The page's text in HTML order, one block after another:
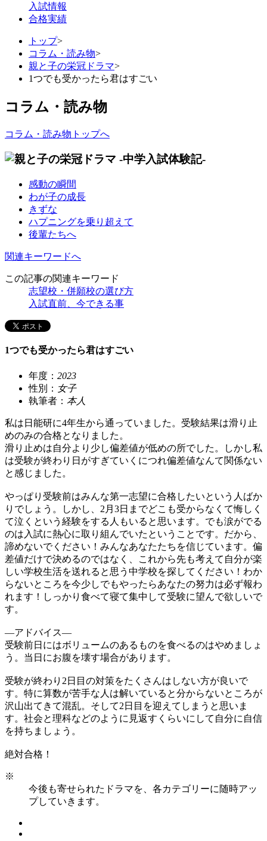
入試情報
合格実績
トップ>
コラム・読み物>
親と子の栄冠ドラマ>
1つでも受かったら君はすごい
コラム・読み物
コラム・読み物トップへ
感動の瞬間
わが子の成長
きずな
ハプニングを乗り超えて
後輩たちへ
関連キーワードへ
この記事の関連キーワード
志望校・併願校の選び方
入試直前、今できる事
1つでも受かったら君はすごい
年度： 2023
性別： 女子
執筆者： 本人
私は日能研に4年生から通っていました。受験結果は滑り止
めのみの合格となりました。
滑り止めは自分より少し偏差値が低めの所でした。しかし私
は受験が終わり日がすぎていくにつれ偏差値なんて関係ない
と感じました。
やっぱり受験前はみんな第一志望に合格したいという人ばか
りでしょう。しかし、2月3日までどこも受からなくて悔しく
て泣くという経験をする人もいると思います。でも涙がでる
のは入試に熱心に取り組んでいたということです。だから、
諦めないでください！みんなあなたたちを信じています。偏
差値だけで決めるのではなく、これから先も考えて自分が楽
しい学校生活を送れると思う中学校を探してください！わか
らないところを今少しでもやったらあなたの努力は必ず報わ
れます！しっかり食べて寝て集中して受験に望んで欲しいで
す。
―アドバイス―
受験前日にはボリュームのあるものを食べるのはやめましょ
う。当日にお腹を壊す場合があります。
受験が終わり2日目の対策をたくさんはしない方が良いで
す。特に算数が苦手な人は解いていると分からないところが
沢山出てきて混乱。そして2日目を迎えてしまうと思いま
す。社会と理科などのように見返すくらいにして自分に自信
を持ちましょう。
絶対合格！
※
今後も寄せられたドラマを、各カテゴリーに随時アッ
プしていきます。